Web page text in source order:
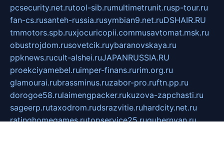
pcsecurity.net.rutool-sib.rumultimetrunit.rusp-tour.ru
fan-cs.rusanteh-russia.rusymbian9.net.ruDSHAIR.RU
tmmotors.spb.ruxjocuricopii.commusavtomat.msk.ru
obustrojdom.rusovetcik.ruybaranovskaya.ru
ppknews.rucult-alshei.ruJAPANRUSSIA.RU
proekciyamebel.ruimper-finans.rurim.org.ru
glamourai.rubrassminus.ruzabor-pro.ruftn.pp.ru
dorogoe58.rulaimengpacker.rukuzova-zapchasti.ru
sageerp.rutaxodrom.rudsrazvitie.ruhardcity.net.ru
ratinghomegames.rutopservice25.rugubernyan.ru